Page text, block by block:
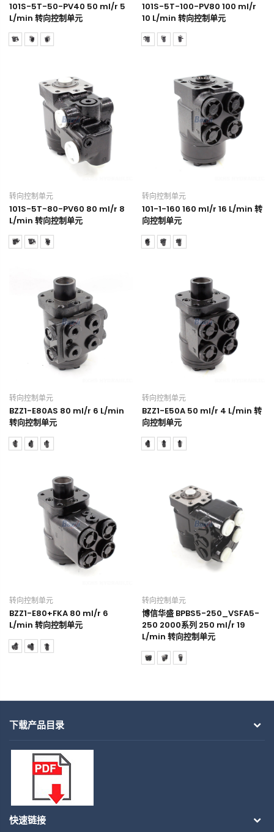
101S-5T-50-PV40 50 ml/r 5
L/min 转向控制单元
101S-5T-100-PV80 100 ml/r
10 L/min 转向控制单元
转向控制单元
101S-5T-80-PV60 80 ml/r 8
L/min 转向控制单元
转向控制单元
101-1-160 160 ml/r 16 L/min 转
向控制单元
转向控制单元
BZZ1-E80AS 80 ml/r 6 L/min
转向控制单元
转向控制单元
BZZ1-E50A 50 ml/r 4 L/min 转
向控制单元
转向控制单元
BZZ1-E80+FKA 80 ml/r 6
L/min 转向控制单元
转向控制单元
博信华盛 BPBS5-250_VSFA5-
250 2000系列 250 ml/r 19
L/min 转向控制单元
下载产品目录
快速链接